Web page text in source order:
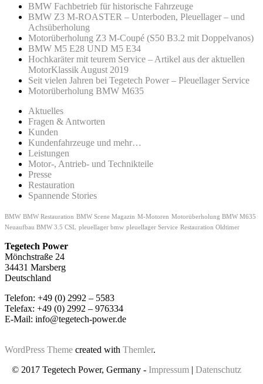
BMW Fachbetrieb für historische Fahrzeuge
BMW Z3 M-ROASTER – Unterboden, Pleuellager – und
Achsüberholung
Motorüberholung Z3 M-Coupé (S50 B3.2 mit Doppelvanos)
BMW M5 E28 UND M5 E34
Hochkaräter mit teurem Service – Artikel aus der aktuellen
MotorKlassik August 2019
Seit vielen Jahren bei Tegetech Power – Pleuellager Service
Motorüberholung BMW M635
Aktuelles
Fragen & Antworten
Kunden
Kundenfahrzeuge und mehr…
Leistungen
Motor-, Antrieb- und Technikteile
Presse
Restauration
Spannende Stories
BMW BMW Restauration BMW Scene Magazin M-Motoren Motorüberholung BMW M635
Neuaufbau BMW 3.5 CSL pleuellager bmw pleuellager Service Restauration Oldtimer
Tegetech Power
Mönchstraße 24
34431 Marsberg
Deutschland
Telefon: +49 (0) 2992 – 5583
Telefax: +49 (0) 2992 – 976334
E-Mail: info@tegetech-power.de
WordPress Theme created with Themler.
© 2017 Tegetech Power, Germany - Impressum | Datenschutz